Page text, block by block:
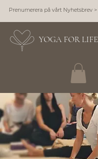
YOGA FOR LIFE
Prenumerera på vårt Nyhetsbrev >